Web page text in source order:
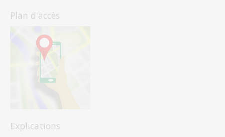
Plan d'accès
Explications